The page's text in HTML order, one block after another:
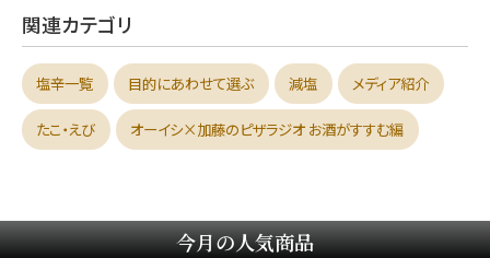
関連カテゴリ
塩辛一覧 目的にあわせて選ぶ 減塩 メディア紹介
たこ・えび オーイシ×加藤のピザラジオ お酒がすすむ編
今月の人気商品